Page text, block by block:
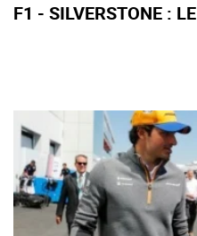
F1 - SILVERSTONE :